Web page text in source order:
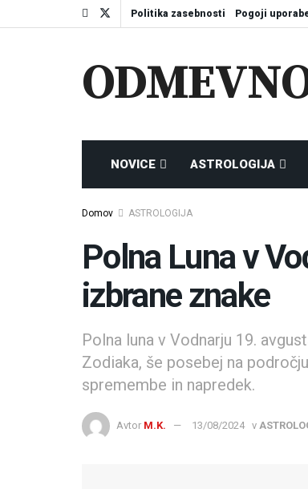
Politika zasebnosti Pogoji
NOVICE ASTROLOGIJA
Domov ASTROLOGIJA
Polna Luna v
izbrane znake
Polna luna v Vodnarju 19.
Zodiaka, še posebej na
spremembe in napredek.
Avtor M.K. 13/08/2024 v